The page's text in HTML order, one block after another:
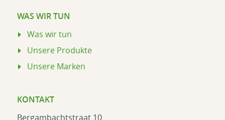
WAS WIR TUN
Was wir tun
Unsere Produkte
Unsere Marken
KONTAKT
Bergambachtstraat 10